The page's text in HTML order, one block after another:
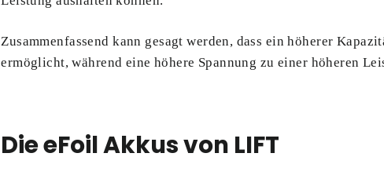
Zusammenfassend kann gesagt werden, dass ein höherer
ermöglicht, während eine höhere Spannung zu einer höheren
Die eFoil Akkus von LIFT